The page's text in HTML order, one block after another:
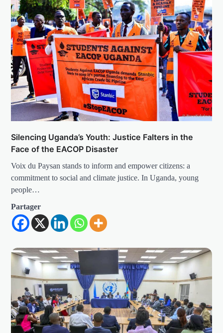
Silencing Uganda’s Youth: Justice Falters in the
Face of the EACOP Disaster
Voix du Paysan stands to inform and empower citizens: a
commitment to social and climate justice. In Uganda, young
people…
Partager